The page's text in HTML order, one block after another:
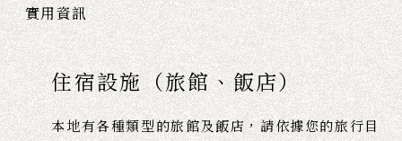
實用資訊
住宿設施（旅館、飯店）
本地有各種類型的旅館及飯店，請依據您的旅行目